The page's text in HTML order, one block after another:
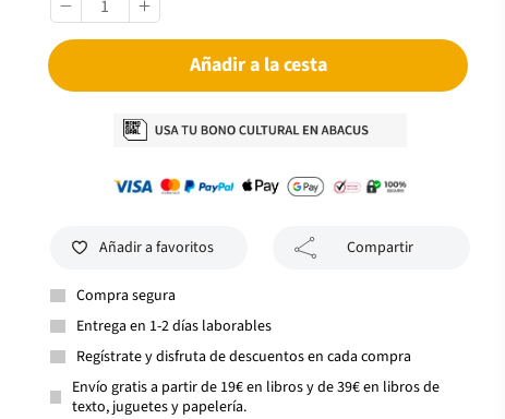
Añadir a la cesta
Añadir a favoritos Compartir
Compra segura
Entrega en 1-2 días laborables
Regístrate y disfruta de descuentos en cada compra
Envío gratis a partir de 19€ en libros y de 39€ en libros de
texto, juguetes y papelería.